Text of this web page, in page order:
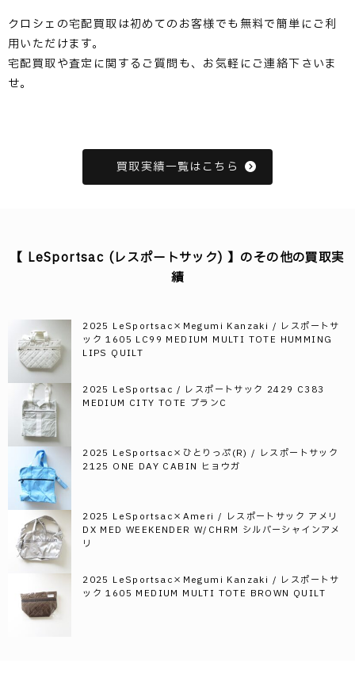
クロシェの宅配買取は初めてのお客様でも無料で簡単にご利
用いただけます。
宅配買取や査定に関するご質問も、お気軽にご連絡下さいま
せ。
買取実績一覧はこちら
【 LeSportsac (レスポートサック) 】のその他の買取実
績
2025 LeSportsac×Megumi Kanzaki / レスポートサ
ック 1605 LC99 MEDIUM MULTI TOTE HUMMING
LIPS QUILT
2025 LeSportsac / レスポートサック 2429 C383
MEDIUM CITY TOTE ブランC
2025 LeSportsac×ひとりっぷ(R) / レスポートサック
2125 ONE DAY CABIN ヒョウガ
2025 LeSportsac×Ameri / レスポートサック アメリ
DX MED WEEKENDER W/CHRM シルバーシャインアメ
リ
2025 LeSportsac×Megumi Kanzaki / レスポートサ
ック 1605 MEDIUM MULTI TOTE BROWN QUILT